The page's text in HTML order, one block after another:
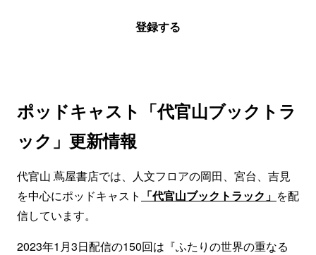
登録する
ポッドキャスト「代官山ブックトラ
ック」更新情報
代官山 蔦屋書店では、人文フロアの岡田、宮台、吉見
を中心にポッドキャスト 「代官山ブックトラック」 を配
信しています。
2023年1月3日配信の150回は『ふたりの世界の重なる